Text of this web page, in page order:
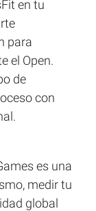
en tu
para
el Open.
de
con
es una
medir tu
global